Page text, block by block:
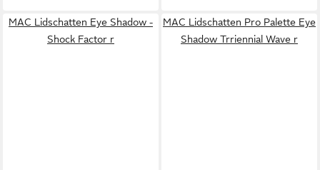
MAC Lidschatten Eye Shadow -
Shock Factor r
MAC Lidschatten Pro Palette Eye
Shadow Trriennial Wave r